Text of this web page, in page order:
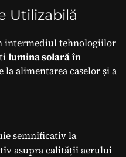
Utilizabilă
intermediul tehnologiilor
lumina solarăîn
alimentarea caselor și a
semnificativ la
asupra calității aerului